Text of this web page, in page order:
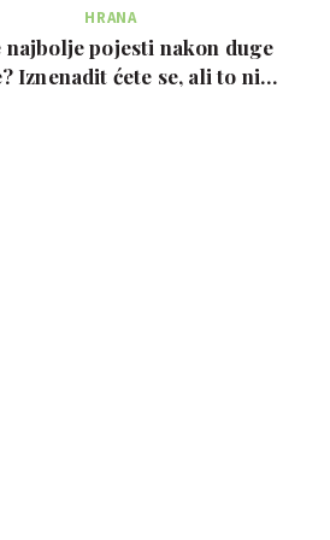
HRANA
najbolje pojesti nakon duge
Iznenadit ćete se, ali to nije